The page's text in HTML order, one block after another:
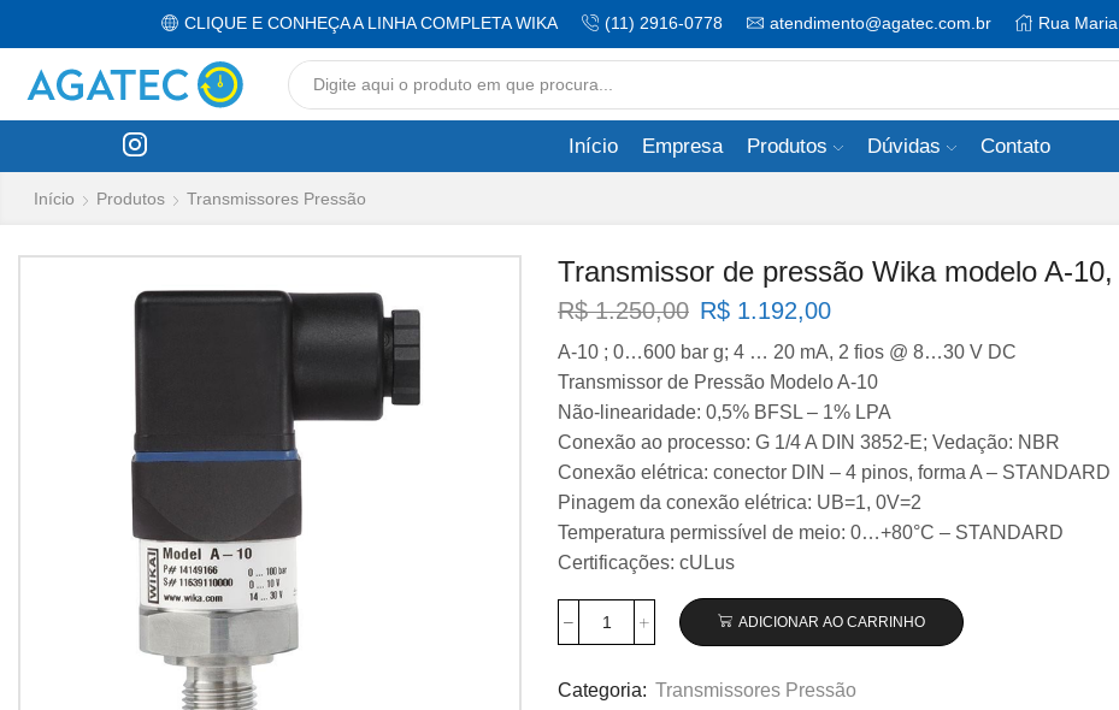
CLIQUE E CONHEÇA A LINHA COMPLETA WIKA (11) 2916-0778 atendimento@agatec.com.br Rua
input
Início Empresa Produtos Dúvidas Contato
Início Produtos Transmissores Pressão
Transmissor de pressão Wika modelo A-
R$1.250,00 O
original
era:
R$ 1.250,00.
R$ 1.192,00O
atual
é:
R$ 1.192,00.
A-10 ; 0…600 bar g; 4 … 20 mA, 2 fios @ 8…30 V DC
Transmissor de Pressão Modelo A-10
Não-linearidade: 0,5% BFSL – 1% LPA
Conexão ao processo: G 1/4 A DIN 3852-E; Vedação: NBR
Conexão elétrica: conector DIN – 4 pinos, forma A – STANDARD
Pinagem da conexão elétrica: UB=1, 0V=2
Temperatura permissível de meio: 0…+80°C – STANDARD
Certificações: cULus
Transmissor
pressão
Wika
ADICIONAR AO CARRINHO
Categoria: Transmissores Pressão